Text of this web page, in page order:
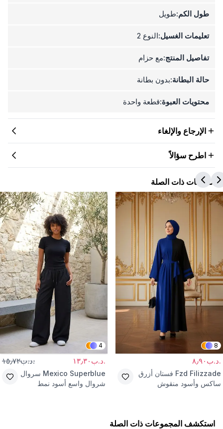
طول الكم:طويل
تعليمات الغسيل:النوع 2
تفاصيل المنتج:مع حزام
حالة البطانة:بدون بطانة
محتويات العبوة:قطعة واحدة
الإرجاع والإلغاء
اطرح سؤالاً
المنتجات ذات الصلة
8
.د.ب٨٫٩٠
Fzd Filizzade فستان أزرق
ساكس وأسود منقوش
4
.د.ب١٣٫٣٠ .د.ب١٥٫٧٢
Mexico Superblue سروال
شروال واسع أسود نمط
استكشف المجموعات ذات الصلة